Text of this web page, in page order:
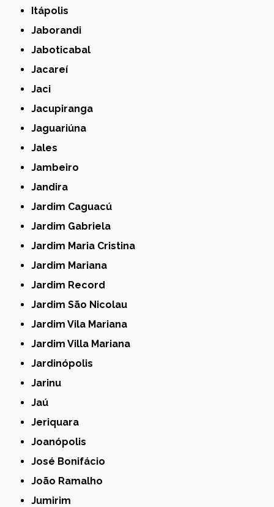
Itápolis
Jaborandi
Jaboticabal
Jacareí
Jaci
Jacupiranga
Jaguariúna
Jales
Jambeiro
Jandira
Jardim Caguacú
Jardim Gabriela
Jardim Maria Cristina
Jardim Mariana
Jardim Record
Jardim São Nicolau
Jardim Vila Mariana
Jardim Villa Mariana
Jardinópolis
Jarinu
Jaú
Jeriquara
Joanópolis
José Bonifácio
João Ramalho
Jumirim